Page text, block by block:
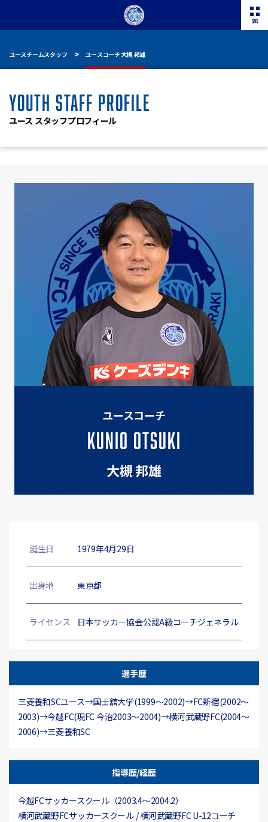
ユースチームスタッフ ユースコーチ 大槻 邦雄
YOUTH STAFF PROFILE
ユース スタッフプロフィール
ユースコーチ
KUNIO OTSUKI
大槻 邦雄
誕生日 1979年4月29日
出身地 東京都
ライセンス 日本サッカー協会公認A級コーチジェネラル
選手歴
三菱養和SCユース→国士舘大学(1999〜2002)→FC新宿(2002～
2003)→今越FC(現FC 今治2003～2004)→横河武蔵野FC(2004～
2006)→三菱養和SC
指導歴/経歴
今越FCサッカースクール（2003.4～2004.2）
横河武蔵野FCサッカースクール / 横河武蔵野FC U-12コーチ